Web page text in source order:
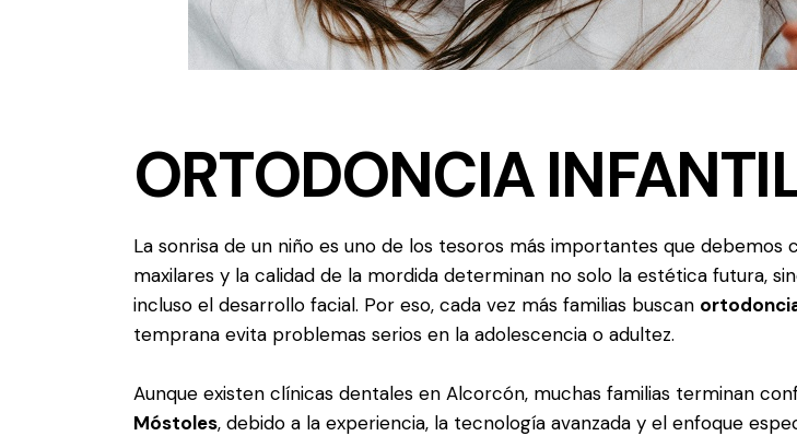
ORTODONCIA
La sonrisa de un niño es uno de los tesoros más importantes que
maxilares y la calidad de la mordida determinan no solo la estética futura,
incluso el desarrollo facial. Por eso, cada vez más familias buscan
temprana evita problemas serios en la adolescencia o adultez.
Aunque existen clínicas dentales en Alcorcón, muchas familias terminan
Móstoles, debido a la experiencia, la tecnología avanzada y el enfoque